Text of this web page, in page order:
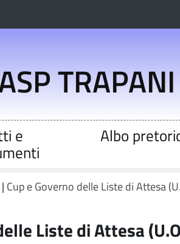
TRAPANI
e Albo
| Cup e Governo delle Liste di Attesa
Liste di Attesa